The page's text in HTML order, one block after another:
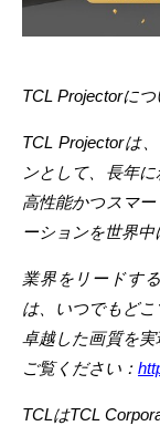
TCL Projectorにつ
TCL Projectorは
ンとして、長年
高性能かつスマ
ーションを世界中
業界をリードす
は、いつでもど
卓越した画質を
ご覧ください：
TCLはTCL